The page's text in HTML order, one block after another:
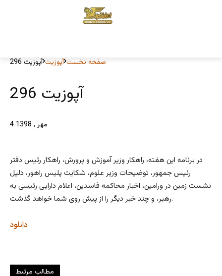
صفحه نخست آپوزیت
4 مهر , 1398
در برنامه این هفته، راهکار وزیر آموزش و پرورش، راهکار رئیس دفتر
رئیس جمهور، توضیحات وزیر علوم، شکایت پلیس راهور، دلیل
نشست زمین در ورامین، اخبار محاکمه فاسدین، اعلام دارایی رئیسی به
رهبر، و چند خبر دیگر را از پیش روی شما خواهد گذشت.
دانلود
مطالب مرتبط